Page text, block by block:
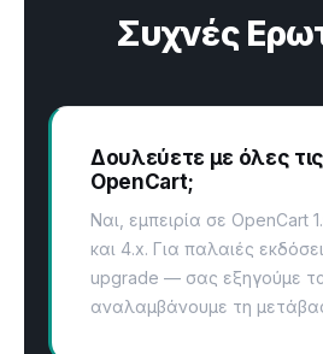
Συχνές
Δουλεύετε με όλες
OpenCart;
Ναι, εμπειρία σε OpenCart
και 4.x. Για παλαιές
upgrade — σας εξηγούμε
αναλαμβάνουμε τη